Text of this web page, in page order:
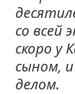
со всей
скоро у
сыном,
делом.